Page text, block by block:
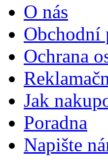
O nás
Obchodní
Ochrana
Jak
Poradna
Napište